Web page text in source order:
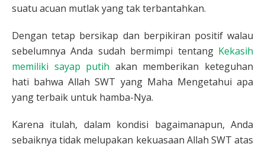
suatu acuan mutlak yang tak terbantahkan.
Dengan tetap bersikap dan berpikiran positif walau
sebelumnya Anda sudah bermimpi tentang Kekasih
memiliki sayap putih akan memberikan keteguhan
hati bahwa Allah SWT yang Maha Mengetahui apa
yang terbaik untuk hamba-Nya.
Karena itulah, dalam kondisi bagaimanapun, Anda
sebaiknya tidak melupakan kekuasaan Allah SWT atas